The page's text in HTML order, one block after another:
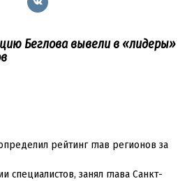
Беглова вывели в «лидеры»
рейтинг глав регионов за
специалистов, занял глава Санкт-